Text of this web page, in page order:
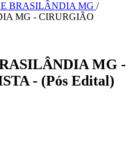
BRASILÂNDIA MG /
MG - CIRURGIÃO
MG -
- (Pós Edital)